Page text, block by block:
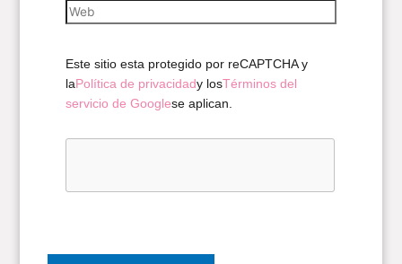
Web
Este sitio esta protegido por reCAPTCHA y
laPolítica de privacidady losTérminos del
servicio de Googlese aplican.